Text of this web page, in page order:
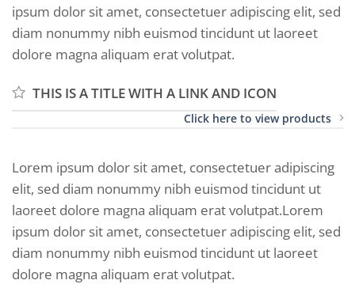
ipsum dolor sit amet, consectetuer adipiscing elit, sed
diam nonummy nibh euismod tincidunt ut laoreet
dolore magna aliquam erat volutpat.
THIS IS A TITLE WITH A LINK AND ICON
Click here to view products
Lorem ipsum dolor sit amet, consectetuer adipiscing
elit, sed diam nonummy nibh euismod tincidunt ut
laoreet dolore magna aliquam erat volutpat.Lorem
ipsum dolor sit amet, consectetuer adipiscing elit, sed
diam nonummy nibh euismod tincidunt ut laoreet
dolore magna aliquam erat volutpat.